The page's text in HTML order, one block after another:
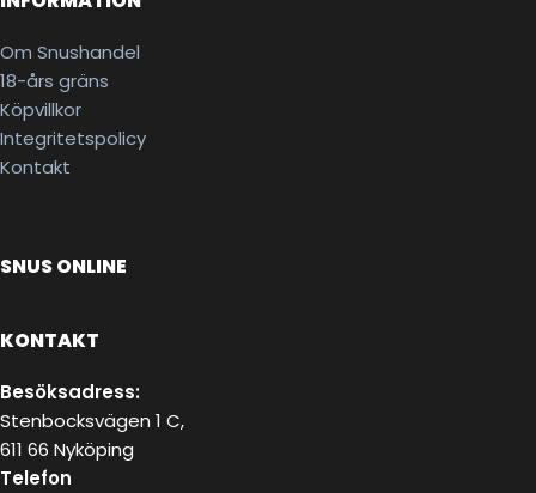
Om Snushandel
18-års gräns
Köpvillkor
Integritetspolicy
Kontakt
SNUS ONLINE
KONTAKT
Besöksadress:
Stenbocksvägen 1 C,
611 66 Nyköping
Telefon